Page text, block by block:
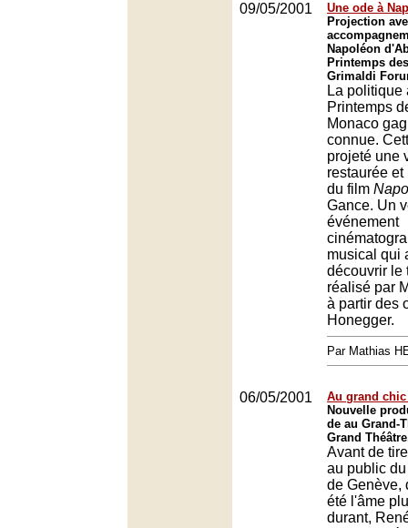
09/05/2001
Une ode à
Projection
Napoléon
Printemps
Grimaldi
La politique
Printemps
Monaco
connue.
projeté une
restaurée
du film
Gance. Un
événement
musical qui
découvrir le
réalisé par
à partir des
Honegger.
Par Mathias
06/05/2001
Au grand
Nouvelle
de au Grand-
Grand
Avant de
au public
de Genève,
été l'âme
durant,